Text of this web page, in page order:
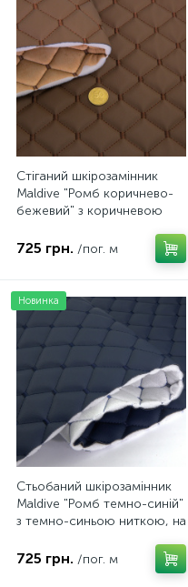
Стіганий шкірозамінник
Maldive "Ромб коричнево-
бежевий" з коричневою
ширина 1,35м Туреччина
725 грн. /пог. м
Новинка
Стьобаний шкірозамінник
Maldive "Ромб темно-синій"
з темно-синьою ниткою, на
ширина 1,35м Туреччина
725 грн. /пог. м